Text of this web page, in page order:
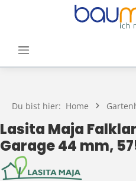
Zum Hauptinhalt springen
Du bist hier: Home
Lasita Maja
Garage 44 mm,